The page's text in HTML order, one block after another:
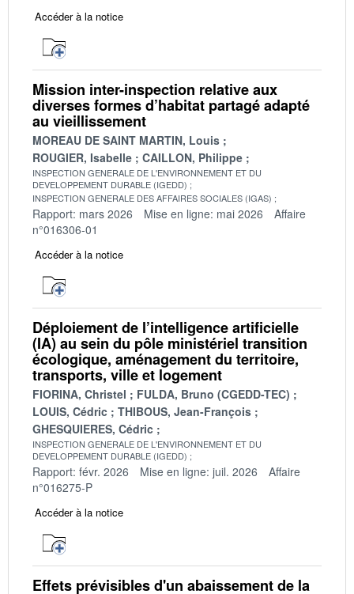
Accéder à la notice
Mission inter-inspection relative aux
diverses formes d’habitat partagé adapté
au vieillissement
MOREAU DE SAINT MARTIN, Louis
ROUGIER, Isabelle
CAILLON, Philippe
INSPECTION GENERALE DE L'ENVIRONNEMENT ET DU
DEVELOPPEMENT DURABLE (IGEDD)
INSPECTION GENERALE DES AFFAIRES SOCIALES (IGAS)
Rapport: mars 2026 Mise en ligne: mai 2026
Affaire
n°016306-01
Accéder à la notice
Déploiement de l’intelligence artificielle
(IA) au sein du pôle ministériel transition
écologique, aménagement du territoire,
transports, ville et logement
FIORINA, Christel
FULDA, Bruno (CGEDD-TEC)
LOUIS, Cédric
THIBOUS, Jean-François
GHESQUIERES, Cédric
INSPECTION GENERALE DE L'ENVIRONNEMENT ET DU
DEVELOPPEMENT DURABLE (IGEDD)
Rapport: févr. 2026 Mise en ligne: juil. 2026
Affaire
n°016275-P
Accéder à la notice
Effets prévisibles d'un abaissement de la